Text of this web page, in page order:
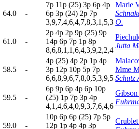
64.0 -
7p 11p (25) 3p 6p 4p
6p 3p (24) 2p 7p
3,9,7,4,6,4,7,8,3,1,5,3
Marie
O.
61.0 -
2p 4p 2p 9p (25) 9p
14p 6p 7p 1p 8p
8,6,8,1,1,6,4,3,9,2,2,4
Jutta
58.5 -
4p (25) 4p 2p 1p 4p
3p 12p 10p 5p 7p
6,6,8,9,6,7,8,0,5,3,9,5
Mme
Schutz
59.5 -
6p 9p 6p 4p 6p 10p
(25) 1p 7p 3p 4p
4,1,4,6,4,0,9,3,7,6,4,6
Gibson
59.0 -
10p 6p 6p (25) 7p 5p
12p 1p 4p 4p 3p